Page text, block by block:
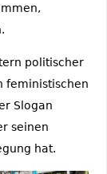
politischer
feministischen
Slogan
seinen
hat.